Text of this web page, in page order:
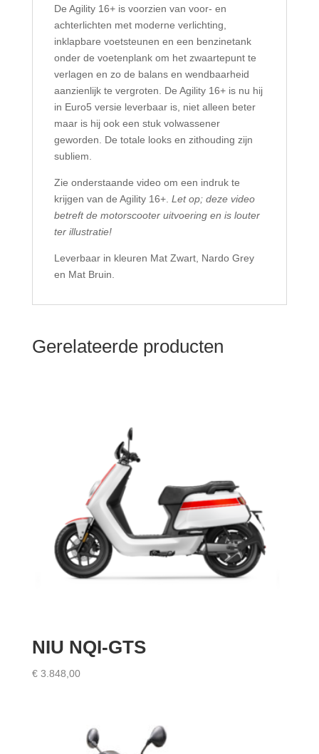
De Agility 16+ is voorzien van voor- en
achterlichten met moderne verlichting,
inklapbare voetsteunen en een benzinetank
onder de voetenplank om het zwaartepunt te
verlagen en zo de balans en wendbaarheid
aanzienlijk te vergroten. De Agility 16+ is nu hij
in Euro5 versie leverbaar is, niet alleen beter
maar is hij ook een stuk volwassener
geworden. De totale looks en zithouding zijn
subliem.
Zie onderstaande video om een indruk te
krijgen van de Agility 16+. Let op; deze video
betreft de motorscooter uitvoering en is louter
ter illustratie!
Leverbaar in kleuren Mat Zwart, Nardo Grey
en Mat Bruin.
Gerelateerde producten
NIU NQI-GTS
€3.848,00